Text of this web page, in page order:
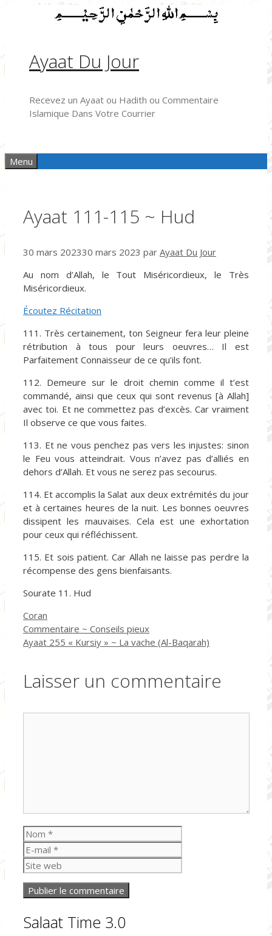
Ayaat Du Jour
Recevez un Ayaat ou Hadith ou Commentaire
Islamique Dans Votre Courrier
Menu
Ayaat 111-115 ~ Hud
30 mars 202330 mars 2023 par Ayaat Du Jour
Au nom d’Allah, le Tout Miséricordieux, le Très
Miséricordieux.
Écoutez Récitation
111. Très certainement, ton Seigneur fera leur pleine
rétribution à tous pour leurs oeuvres… Il est
Parfaitement Connaisseur de ce qu’ils font.
112. Demeure sur le droit chemin comme il t’est
commandé, ainsi que ceux qui sont revenus [à Allah]
avec toi. Et ne commettez pas d’excès. Car vraiment
Il observe ce que vous faites.
113. Et ne vous penchez pas vers les injustes: sinon
le Feu vous atteindrait. Vous n’avez pas d’alliés en
dehors d’Allah. Et vous ne serez pas secourus.
114. Et accomplis la Salat aux deux extrémités du jour
et à certaines heures de la nuit. Les bonnes oeuvres
dissipent les mauvaises. Cela est une exhortation
pour ceux qui réfléchissent.
115. Et sois patient. Car Allah ne laisse pas perdre la
récompense des gens bienfaisants.
Sourate 11. Hud
Catégories
Coran
Commentaire ~ Conseils pieux
Ayaat 255 « Kursiy » ~ La vache (Al-Baqarah)
Laisser un commentaire
Nom
mail
web
Salaat Time 3.0